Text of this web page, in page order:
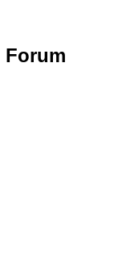
Forum